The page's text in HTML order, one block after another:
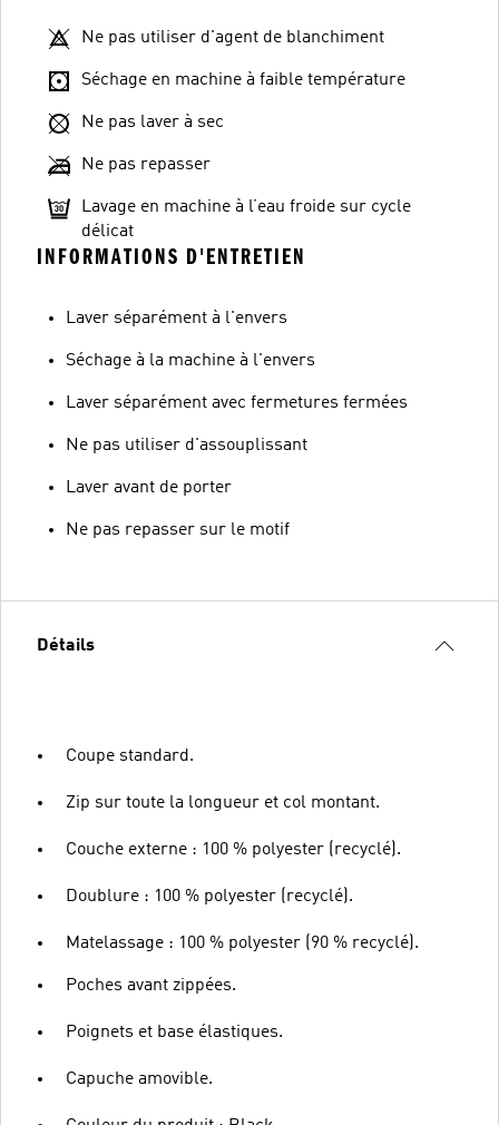
Ne pas utiliser d'agent de blanchiment
Séchage en machine à faible température
Ne pas laver à sec
Ne pas repasser
Lavage en machine à l’eau froide sur cycle
délicat
INFORMATIONS D'ENTRETIEN
Laver séparément à l'envers
Séchage à la machine à l'envers
Laver séparément avec fermetures fermées
Ne pas utiliser d'assouplissant
Laver avant de porter
Ne pas repasser sur le motif
Détails
Coupe standard.
Zip sur toute la longueur et col montant.
Couche externe : 100 % polyester (recyclé).
Doublure : 100 % polyester (recyclé).
Matelassage : 100 % polyester (90 % recyclé).
Poches avant zippées.
Poignets et base élastiques.
Capuche amovible.